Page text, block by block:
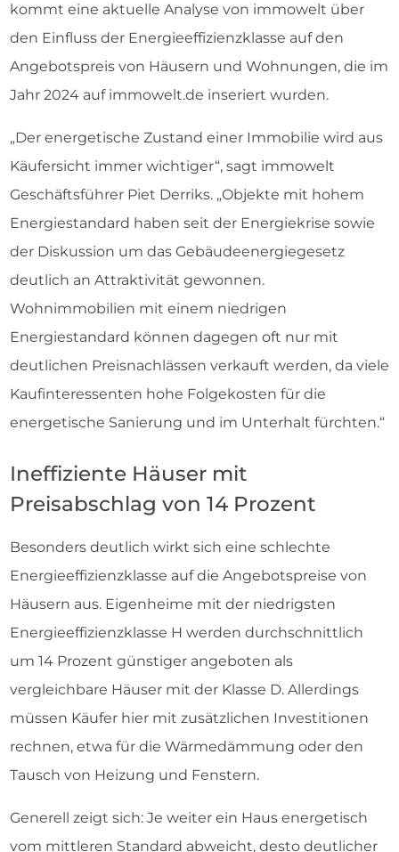
kommt eine aktuelle Analyse von immowelt über
den Einfluss der Energieeffizienzklasse auf den
Angebotspreis von Häusern und Wohnungen, die im
Jahr 2024 auf immowelt.de inseriert wurden.
„Der energetische Zustand einer Immobilie wird aus
Käufersicht immer wichtiger“, sagt immowelt
Geschäftsführer Piet Derriks. „Objekte mit hohem
Energiestandard haben seit der Energiekrise sowie
der Diskussion um das Gebäudeenergiegesetz
deutlich an Attraktivität gewonnen.
Wohnimmobilien mit einem niedrigen
Energiestandard können dagegen oft nur mit
deutlichen Preisnachlässen verkauft werden, da viele
Kaufinteressenten hohe Folgekosten für die
energetische Sanierung und im Unterhalt fürchten.“
Ineffiziente Häuser mit
Preisabschlag von 14 Prozent
Besonders deutlich wirkt sich eine schlechte
Energieeffizienzklasse auf die Angebotspreise von
Häusern aus. Eigenheime mit der niedrigsten
Energieeffizienzklasse H werden durchschnittlich
um 14 Prozent günstiger angeboten als
vergleichbare Häuser mit der Klasse D. Allerdings
müssen Käufer hier mit zusätzlichen Investitionen
rechnen, etwa für die Wärmedämmung oder den
Tausch von Heizung und Fenstern.
Generell zeigt sich: Je weiter ein Haus energetisch
vom mittleren Standard abweicht, desto deutlicher